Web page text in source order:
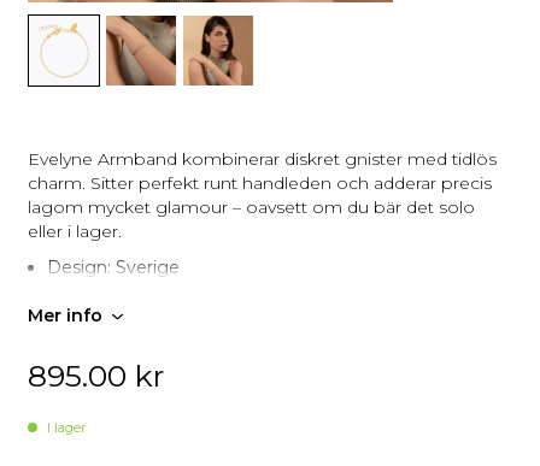
Evelyne Armband kombinerar diskret gnister med tidlös
charm. Sitter perfekt runt handleden och adderar precis
lagom mycket glamour – oavsett om du bär det solo
eller i lager.
Design: Sverige
Mer info
895.00 kr
I lager